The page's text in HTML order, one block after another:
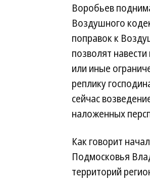
Воробьев
Воздушного
поправок к
позволят
или иные
реплику
сейчас
наложенных
Как говорит
Подмосковья
территорий